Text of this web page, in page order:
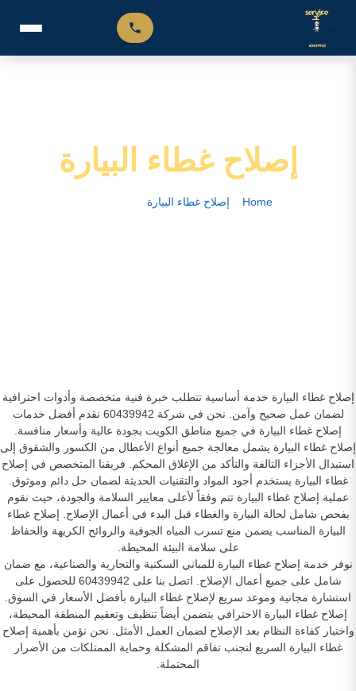
إصلاح غطاء البيارة
Home إصلاح غطاء البيارة
إصلاح غطاء البيارة خدمة أساسية تتطلب خبرة فنية متخصصة وأدوات احترافية
لضمان عمل صحيح وآمن. نحن في شركة 60439942 نقدم أفضل خدمات
إصلاح غطاء البيارة في جميع مناطق الكويت بجودة عالية وأسعار منافسة.
إصلاح غطاء البيارة يشمل معالجة جميع أنواع الأعطال من الكسور والشقوق إلى
استبدال الأجزاء التالفة والتأكد من الإغلاق المحكم. فريقنا المتخصص في إصلاح
غطاء البيارة يستخدم أجود المواد والتقنيات الحديثة لضمان حل دائم وموثوق.
عملية إصلاح غطاء البيارة تتم وفقاً لأعلى معايير السلامة والجودة، حيث نقوم
بفحص شامل لحالة البيارة والغطاء قبل البدء في أعمال الإصلاح. إصلاح غطاء
البيارة المناسب يضمن منع تسرب المياه الجوفية والروائح الكريهة والحفاظ
على سلامة البيئة المحيطة.
نوفر خدمة إصلاح غطاء البيارة للمباني السكنية والتجارية والصناعية، مع ضمان
شامل على جميع أعمال الإصلاح. اتصل بنا على 60439942 للحصول على
استشارة مجانية وموعد سريع لإصلاح غطاء البيارة بأفضل الأسعار في السوق.
إصلاح غطاء البيارة الاحترافي يتضمن أيضاً تنظيف وتعقيم المنطقة المحيطة،
واختبار كفاءة النظام بعد الإصلاح لضمان العمل الأمثل. نحن نؤمن بأهمية إصلاح
غطاء البيارة السريع لتجنب تفاقم المشكلة وحماية الممتلكات من الأضرار
المحتملة.